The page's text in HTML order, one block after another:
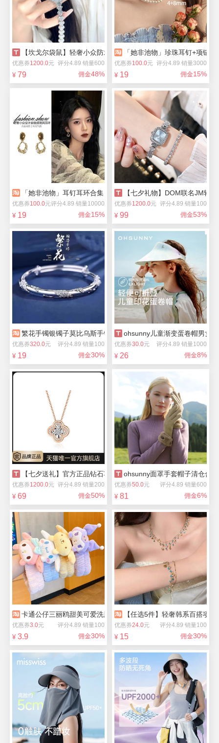
【坎戈尔袋鼠】轻奢小众防水石英表
优惠券1200.0元 评分4.89 销量600
¥ 79 佣金48%
「她非池物」珍珠耳钉+项链合
优惠券100.0元 评分4.89 销量3000
¥ 19 佣金15%
「她非池物」耳钉耳环合集
优惠券100.0元评分4.89 销量10000
¥ 19 佣金15%
【七夕礼物】DOM联名JM轻
优惠券1200.0元 评分4.89 销量100
¥ 99 佣金53%
繁花手镯银镯子莫比乌斯手镯
优惠券320.0元 评分4.89 销量100
¥ 19 佣金30%
ohsunny儿童渐变蛋卷帽男女
优惠券30.0元 评分4.89 销量1000
¥ 26 佣金8%
【七夕送礼】官方正品钻石项链合集
优惠券1200.0元 评分4.89 销量200
¥ 69 佣金50%
ohsunny面罩手套帽子清仓合集
优惠券50.0元 评分4.89 销量600
¥ 81 佣金6%
卡通公仔三丽鸥甜美可爱洗脸发带
优惠券3.0元 评分4.89 销量100
¥ 3.9 佣金30%
【任选5件】轻奢韩系百搭项链
优惠券24.0元 评分4.89 销量100
¥ 15 佣金30%